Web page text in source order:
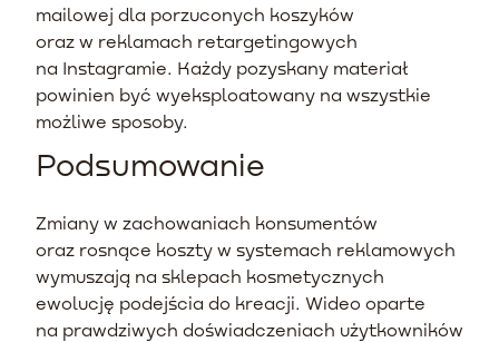
mailowej dla porzuconych koszyków
oraz w reklamach retargetingowych
na Instagramie. Każdy pozyskany materiał
powinien być wyeksploatowany na wszystkie
możliwe sposoby.
Podsumowanie
Zmiany w zachowaniach konsumentów
oraz rosnące koszty w systemach reklamowych
wymuszają na sklepach kosmetycznych
ewolucję podejścia do kreacji. Wideo oparte
na prawdziwych doświadczeniach użytkowników